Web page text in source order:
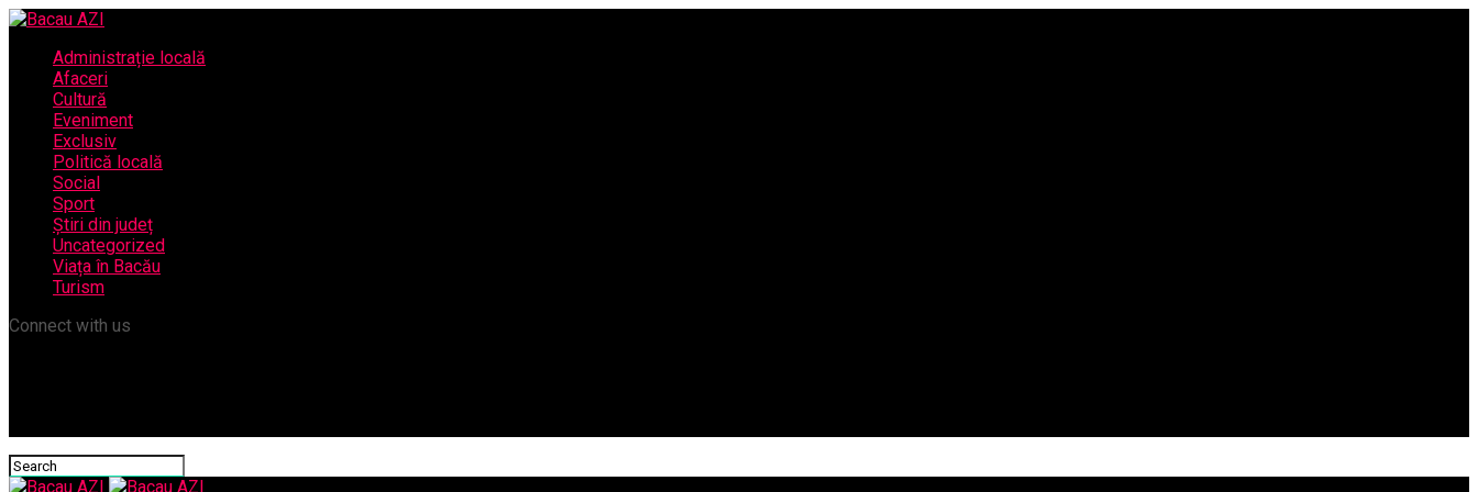
Administrație locală
Afaceri
Cultură
Eveniment
Exclusiv
Politică locală
Social
Sport
Știri din județ
Uncategorized
Viața în Bacău
Turism
Connect with us